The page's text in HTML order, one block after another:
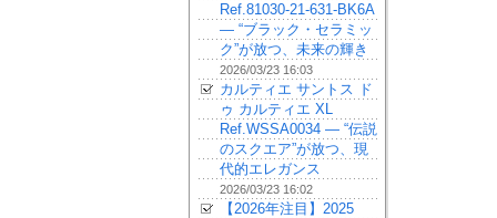
Ref.81030-21-631-BK6A
— “ブラック・セラミッ
ク”が放つ、未来の輝き
2026/03/23 16:03
カルティエ サントス ド
ゥ カルティエ XL
Ref.WSSA0034 — “伝説
のスクエア”が放つ、現
代的エレガンス
2026/03/23 16:02
【2026年注目】2025